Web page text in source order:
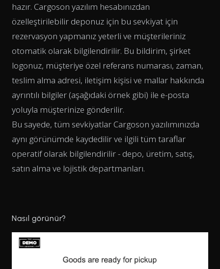
hazır. Cargoson yazılım hesabınızdan
özelleştirilebilir deponuz için bu sevkiyat için
rezervasyon yapmanız yeterli ve müşterileriniz
otomatik olarak bilgilendirilir. Bu bildirim, şirket
logonuz, müşteriye özel referans numarası, zaman,
teslim alma adresi, iletişim kişisi ve mallar hakkında
ayrıntılı bilgiler (aşağıdaki örnek gibi) ile e-posta
yoluyla müşterinize gönderilir.
Bu sayede, tüm sevkiyatlar Cargoson yazılımınızda
aynı görünümde kaydedilir ve ilgili tüm taraflar
operatif olarak bilgilendirilir - depo, üretim, satış,
satın alma ve lojistik departmanları.
Nasıl görünür?